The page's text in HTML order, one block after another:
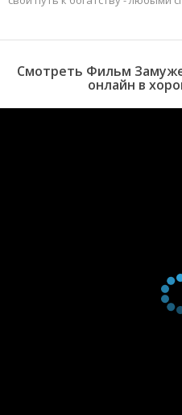
Смотреть Фильм
онлайн в